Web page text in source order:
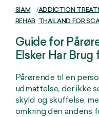
SIAM
REHAB
/ADDICTION
THAILAND FOR
Guide for
Elsker Har
Pårørende til en
udmattelse, der ikke
skyld og skuffelse,
omkring den andens